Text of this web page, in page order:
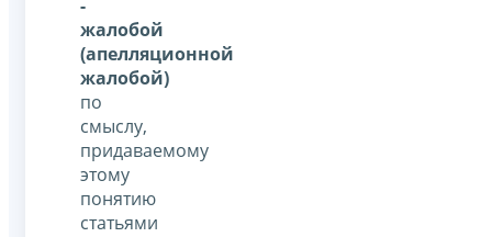
-
жалобой
(апелляционной
жалобой)
по
смыслу,
придаваемому
этому
понятию
статьями